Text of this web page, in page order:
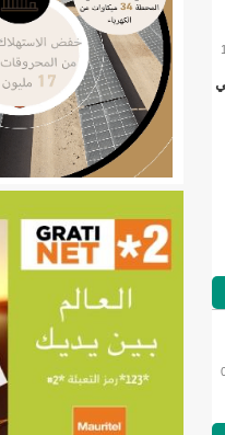
إينشيري /إينشيري